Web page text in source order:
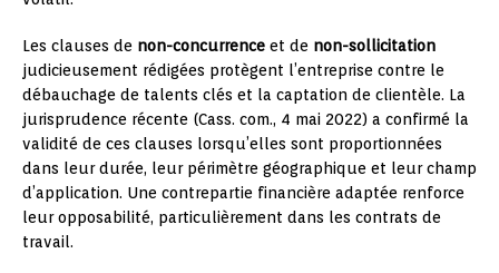
Les clauses de non-concurrence et de non-sollicitation
judicieusement rédigées protègent l’entreprise contre le
débauchage de talents clés et la captation de clientèle. La
jurisprudence récente (Cass. com., 4 mai 2022) a confirmé la
validité de ces clauses lorsqu’elles sont proportionnées
dans leur durée, leur périmètre géographique et leur champ
d’application. Une contrepartie financière adaptée renforce
leur opposabilité, particulièrement dans les contrats de
travail.